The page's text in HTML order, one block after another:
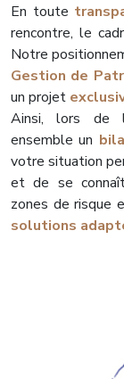
En toute
rencontre, le
Notre
Gestion de
un projet
Ainsi, lors de
ensemble un
votre situation
et de se
zones de risque
solutions